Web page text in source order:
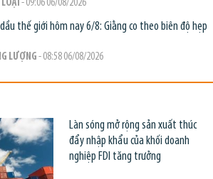
- 09:06 06/08/2026
thế giới hôm nay 6/8: Giằng co theo biên độ hẹp
LƯỢNG - 08:58 06/08/2026
Làn sóng mở rộng sản xuất thúc
đẩy nhập khẩu của khối doanh
nghiệp FDI tăng trưởng